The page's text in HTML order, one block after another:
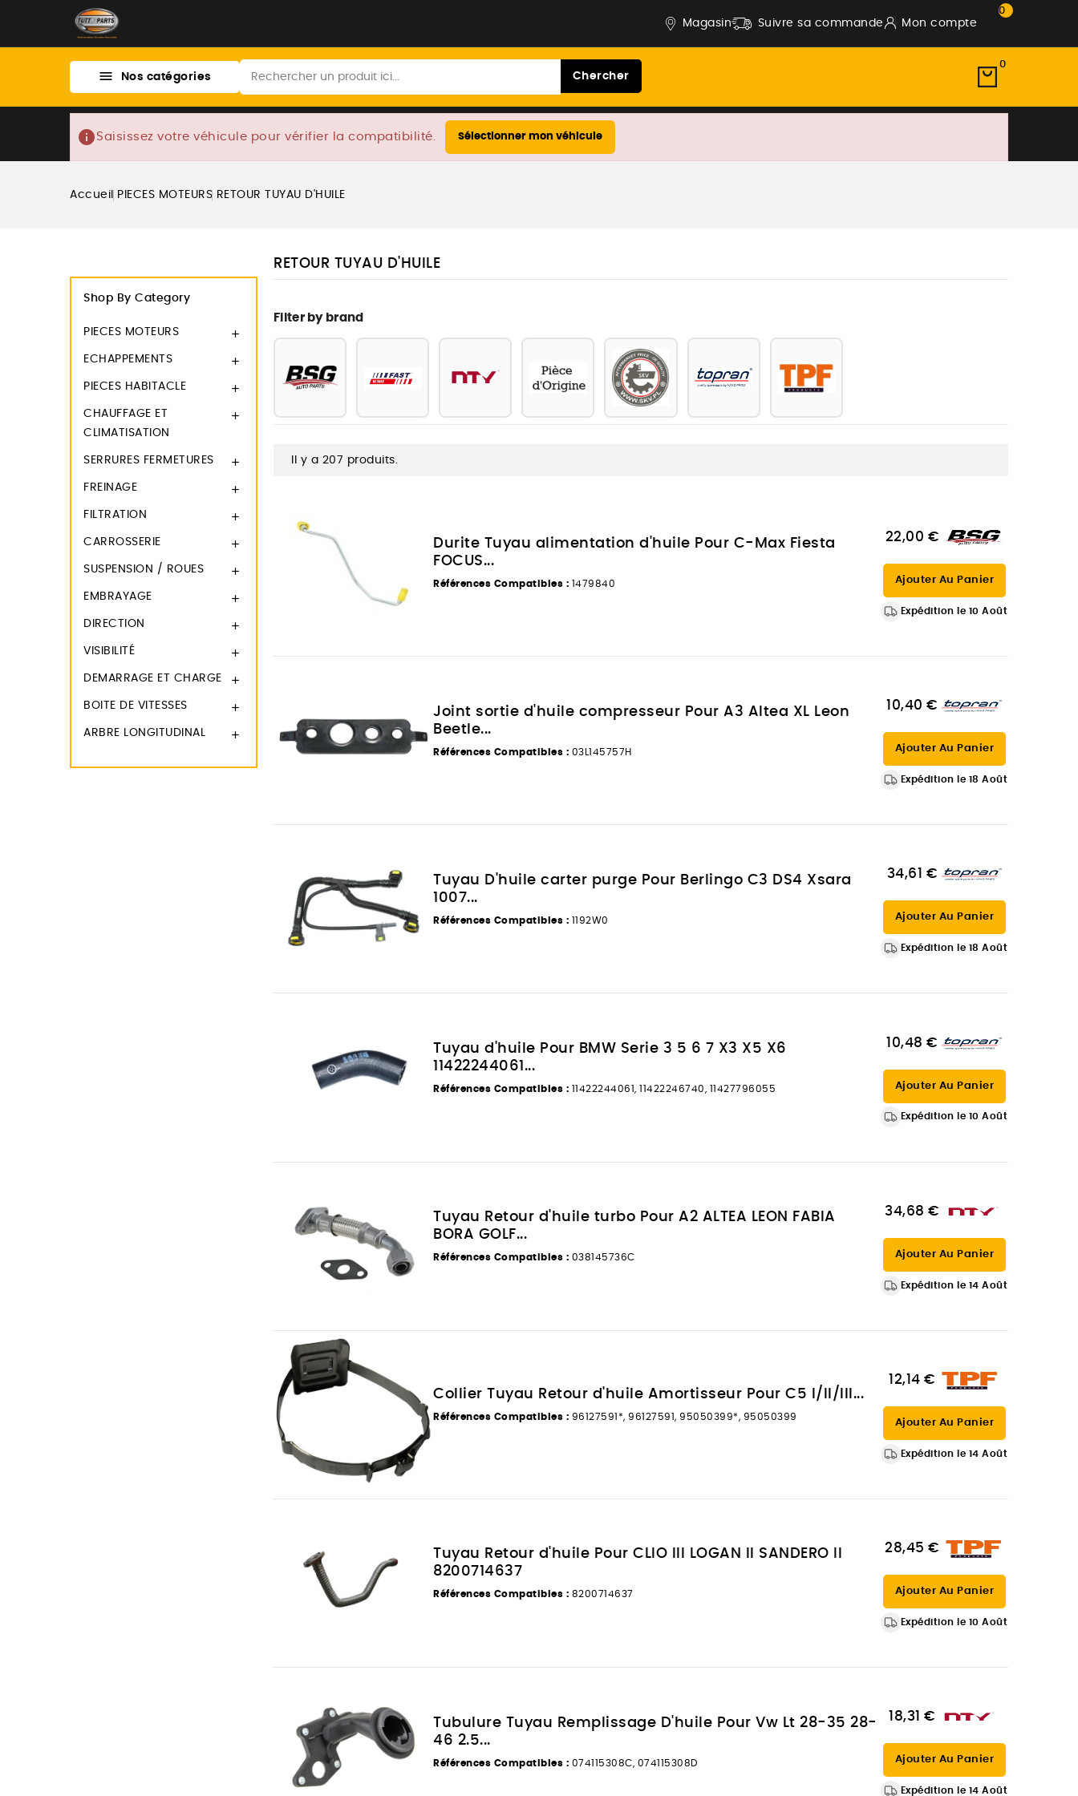
Magasin Suivre sa commande Mon compte
0
 Nos catégories Chercher
0
info Saisissez votre véhicule pour vérifier la compatibilité. Sélectionner mon véhicule
Accueil PIECES MOTEURS RETOUR TUYAU D'HUILE
Shop By Category
PIECES MOTEURS 
ECHAPPEMENTS 
PIECES HABITACLE 
CHAUFFAGE ET
CLIMATISATION

SERRURES FERMETURES 
FREINAGE 
FILTRATION 
CARROSSERIE 
SUSPENSION / ROUES 
EMBRAYAGE 
DIRECTION 
VISIBILITÉ 
DEMARRAGE ET CHARGE 
BOITE DE VITESSES 
ARBRE LONGITUDINAL 
RETOUR TUYAU D'HUILE
Filter by brand
Il y a 207 produits.
Durite Tuyau alimentation d'huile Pour C-Max Fiesta
FOCUS...
Références Compatibles : 1479840
22,00 €
Ajouter Au Panier
Expédition le 10 Août
Joint sortie d'huile compresseur Pour A3 Altea XL Leon
Beetle...
Références Compatibles : 03L145757H
10,40 €
Ajouter Au Panier
Expédition le 18 Août
Tuyau D'huile carter purge Pour Berlingo C3 DS4 Xsara
1007...
Références Compatibles : 1192W0
34,61 €
Ajouter Au Panier
Expédition le 18 Août
Tuyau d'huile Pour BMW Serie 3 5 6 7 X3 X5 X6
11422244061...
Références Compatibles : 11422244061, 11422246740, 11427796055
10,48 €
Ajouter Au Panier
Expédition le 10 Août
Tuyau Retour d'huile turbo Pour A2 ALTEA LEON FABIA
BORA GOLF...
Références Compatibles : 038145736C
34,68 €
Ajouter Au Panier
Expédition le 14 Août
Collier Tuyau Retour d'huile Amortisseur Pour C5 I/II/III...
Références Compatibles : 96127591*, 96127591, 95050399*, 95050399
12,14 €
Ajouter Au Panier
Expédition le 14 Août
Tuyau Retour d'huile Pour CLIO III LOGAN II SANDERO II
8200714637
Références Compatibles : 8200714637
28,45 €
Ajouter Au Panier
Expédition le 10 Août
Tubulure Tuyau Remplissage D'huile Pour Vw Lt 28-35 28-
46 2.5...
Références Compatibles : 074115308C, 074115308D
18,31 €
Ajouter Au Panier
Expédition le 14 Août